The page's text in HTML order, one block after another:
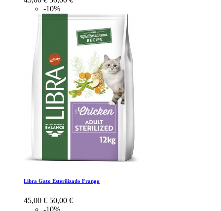
-10%
Libra Gato Esterilizado Frango
45,00 € 50,00 €
-10%